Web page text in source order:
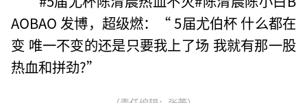
AOBAO 发博，超级燃：“ 5届尤伯杯 什么都在
变 唯一不变的还是只要我上了场 我就有那一股
热血和拼劲?”